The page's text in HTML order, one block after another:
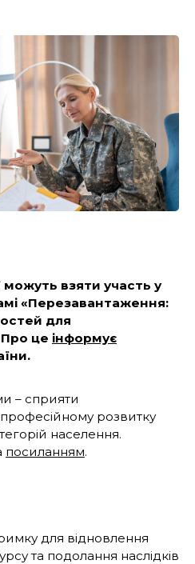
можуть взяти участь у
«Перезавантаження:
для
Про це інформує
– сприяти
розвитку
населення.
посиланням.
для відновлення
та подолання наслідків